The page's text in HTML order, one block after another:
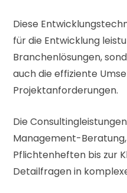
Diese
für die Entwicklung
Branchenlösungen,
auch die effiziente
Projektanforderungen.
Die
Management-
Pflichtenheften bis zur
Detailfragen in